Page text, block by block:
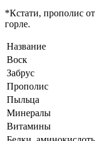
*Кстати, прополис
горле.
Название
Воск
Забрус
Прополис
Пыльца
Минералы
Витамины